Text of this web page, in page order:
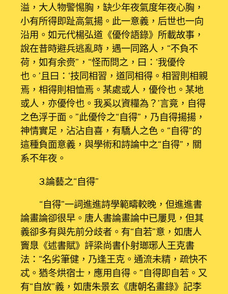
溢，大人物警惕胸，缺少年夜氣度年夜心胸，
小有所得即趾高氣揚。此一意義，后世也一向
沿用。如元代楊弘道《優伶語錄》所載故事，
說在昔時避兵逃亂時，遇一同路人，“不負不
荷，如有余赍”，“怪而問之，曰：‘我優伶
也。’且曰：‘技同相習，道同相得。相習則相親
焉，相得則相恤焉。某處或人，優伶也。某地
或人，亦優伶也。我奚以資糧為？’言竟，自得
之色浮于面。”此優伶之“自得”，乃自得揚揚，
神情實足，沾沾自喜，有驕人之色。“自得”的
這種負面意義，與學術和詩論中之“自得”，關
系不年夜。
3.論藝之“自得”
“自得”一詞進進詩學範疇較晚，但進進書
論畫論卻很早。唐人書論畫論中已屢見，但其
義卻多有與先前分歧者。有“自若”意，如唐人
竇臮《述書賦》評梁尚書仆射瑯琊人王克書
法：“名劣筆健，乃逢王克。通流未精，疏快不
忒。猶冬烘宿士，應用自得。”自得即自若。又
有“自放”義，如唐朱景玄《唐朝名畫錄》記李